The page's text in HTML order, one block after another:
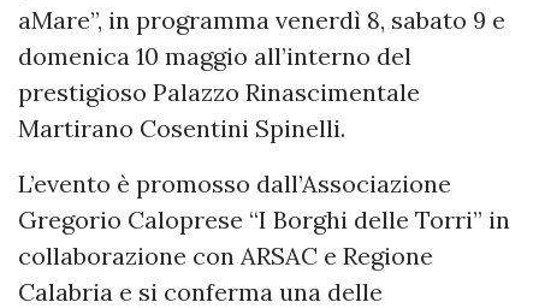
aMare”, in programma venerdì 8, sabato 9 e
domenica 10 maggio all’interno del
prestigioso Palazzo Rinascimentale
Martirano Cosentini Spinelli.
L’evento è promosso dall’Associazione
Gregorio Caloprese “I Borghi delle Torri” in
collaborazione con ARSAC e Regione
Calabria e si conferma una delle